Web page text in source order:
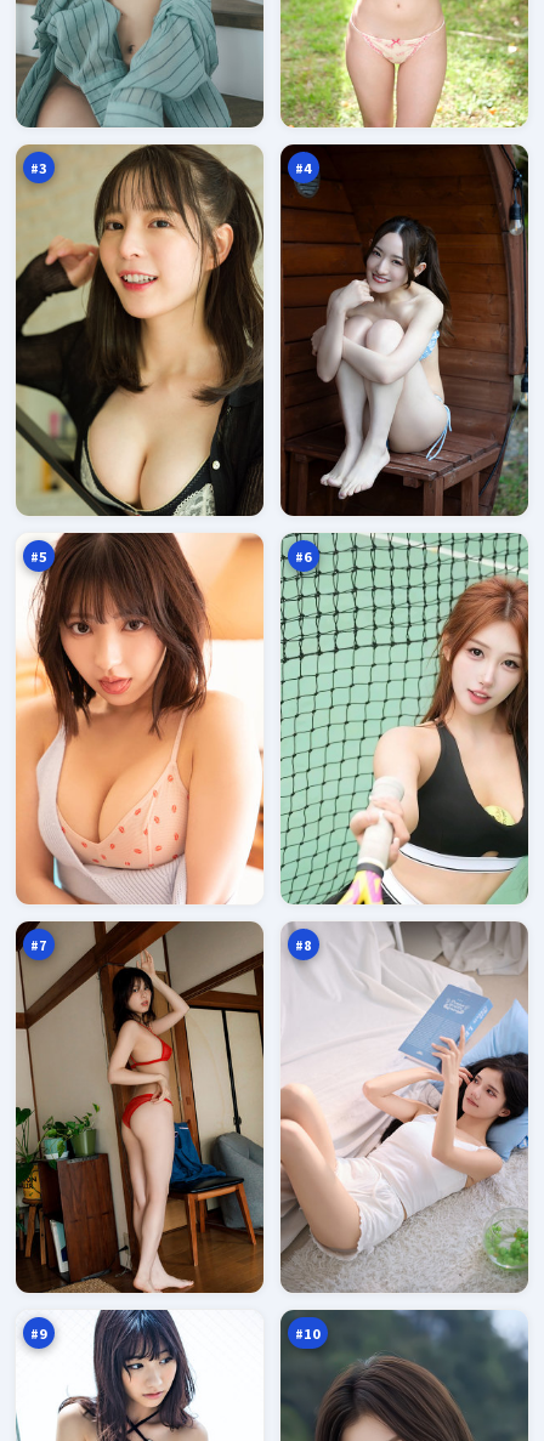
#3
霜
降
猎
局
97
万
#4
烈
焰
悬
案
97
万
#5
雷
远
征
97
万
#6
白
默
者
万
#7
逃
生
96
万
#8
无
声
追
击
96
万
#9
异
境
序
96
万
#10
异
境
浮
生
记
96
万